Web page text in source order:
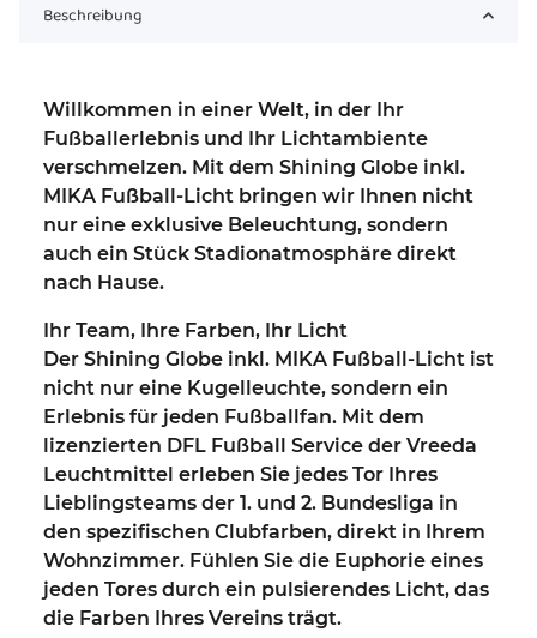
Beschreibung
Willkommen in einer Welt, in der Ihr
Fußballerlebnis und Ihr Lichtambiente
verschmelzen. Mit dem Shining Globe inkl.
MIKA Fußball-Licht bringen wir Ihnen nicht
nur eine exklusive Beleuchtung, sondern
auch ein Stück Stadionatmosphäre direkt
nach Hause.
Ihr Team, Ihre Farben, Ihr Licht
Der Shining Globe inkl. MIKA Fußball-Licht ist
nicht nur eine Kugelleuchte, sondern ein
Erlebnis für jeden Fußballfan. Mit dem
lizenzierten DFL Fußball Service der Vreeda
Leuchtmittel erleben Sie jedes Tor Ihres
Lieblingsteams der 1. und 2. Bundesliga in
den spezifischen Clubfarben, direkt in Ihrem
Wohnzimmer. Fühlen Sie die Euphorie eines
jeden Tores durch ein pulsierendes Licht, das
die Farben Ihres Vereins trägt.